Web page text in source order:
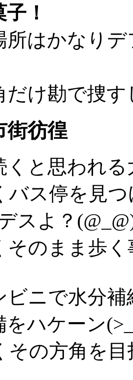
！
所はかなり
だけ勘で捜
街彷徨
くと思われ
バス停を見
スよ？
そのまま歩く
ビニで水分
をハケーン
その方角を